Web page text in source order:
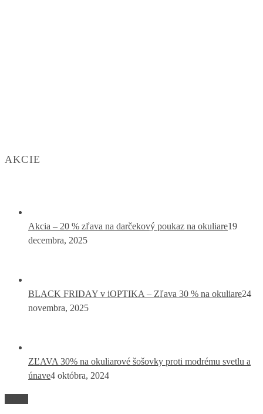
AKCIE
Akcia – 20 % zľava na darčekový poukaz na okuliare19
decembra, 2025
BLACK FRIDAY v iOPTIKA – Zľava 30 % na okuliare24
novembra, 2025
ZĽAVA 30% na okuliarové šošovky proti modrému svetlu a
únave4 októbra, 2024